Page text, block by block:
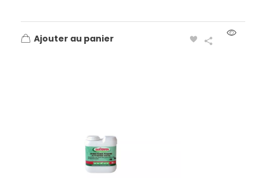
Ajouter au panier